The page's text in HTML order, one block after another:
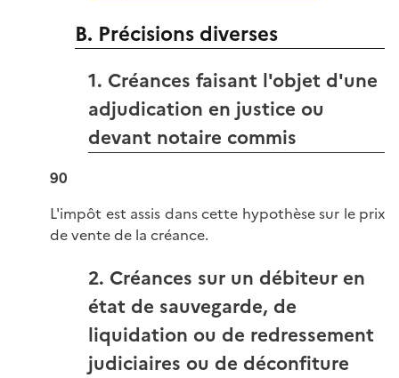
B. Précisions diverses
1. Créances faisant l'objet d'une
adjudication en justice ou
devant notaire commis
90
L'impôt est assis dans cette hypothèse sur le prix
de vente de la créance.
2. Créances sur un débiteur en
état de sauvegarde, de
liquidation ou de redressement
judiciaires ou de déconfiture